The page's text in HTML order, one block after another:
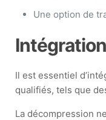
Une option de
Il est essentiel
qualifiés, tels que
La décompression